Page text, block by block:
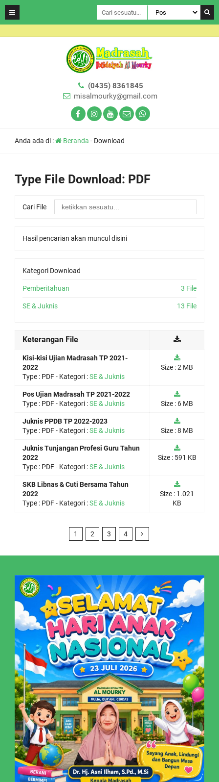
(0435) 8361845
misalmourky@gmail.com
Anda ada di : Beranda - Download
Type File Download: PDF
Cari File
Hasil pencarian akan muncul disini
Kategori Download
Pemberitahuan 3 File
SE & Juknis 13 File
Keterangan File
Kisi-kisi Ujian Madrasah TP 2021-
2022
Type : PDF- Kategori :SE & Juknis
Size : 2 MB
Pos Ujian Madrasah TP 2021-2022
Type : PDF- Kategori :SE & Juknis Size : 6 MB
Juknis PPDB TP 2022-2023
Type : PDF- Kategori :SE & Juknis Size : 8 MB
Juknis Tunjangan Profesi Guru Tahun
2022
Type : PDF- Kategori :SE & Juknis
Size : 591 KB
SKB Libnas & Cuti Bersama Tahun
2022
Type : PDF- Kategori :SE & Juknis
Size : 1.021
KB
1 2 3 4